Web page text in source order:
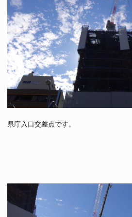
県庁入口交差点です。